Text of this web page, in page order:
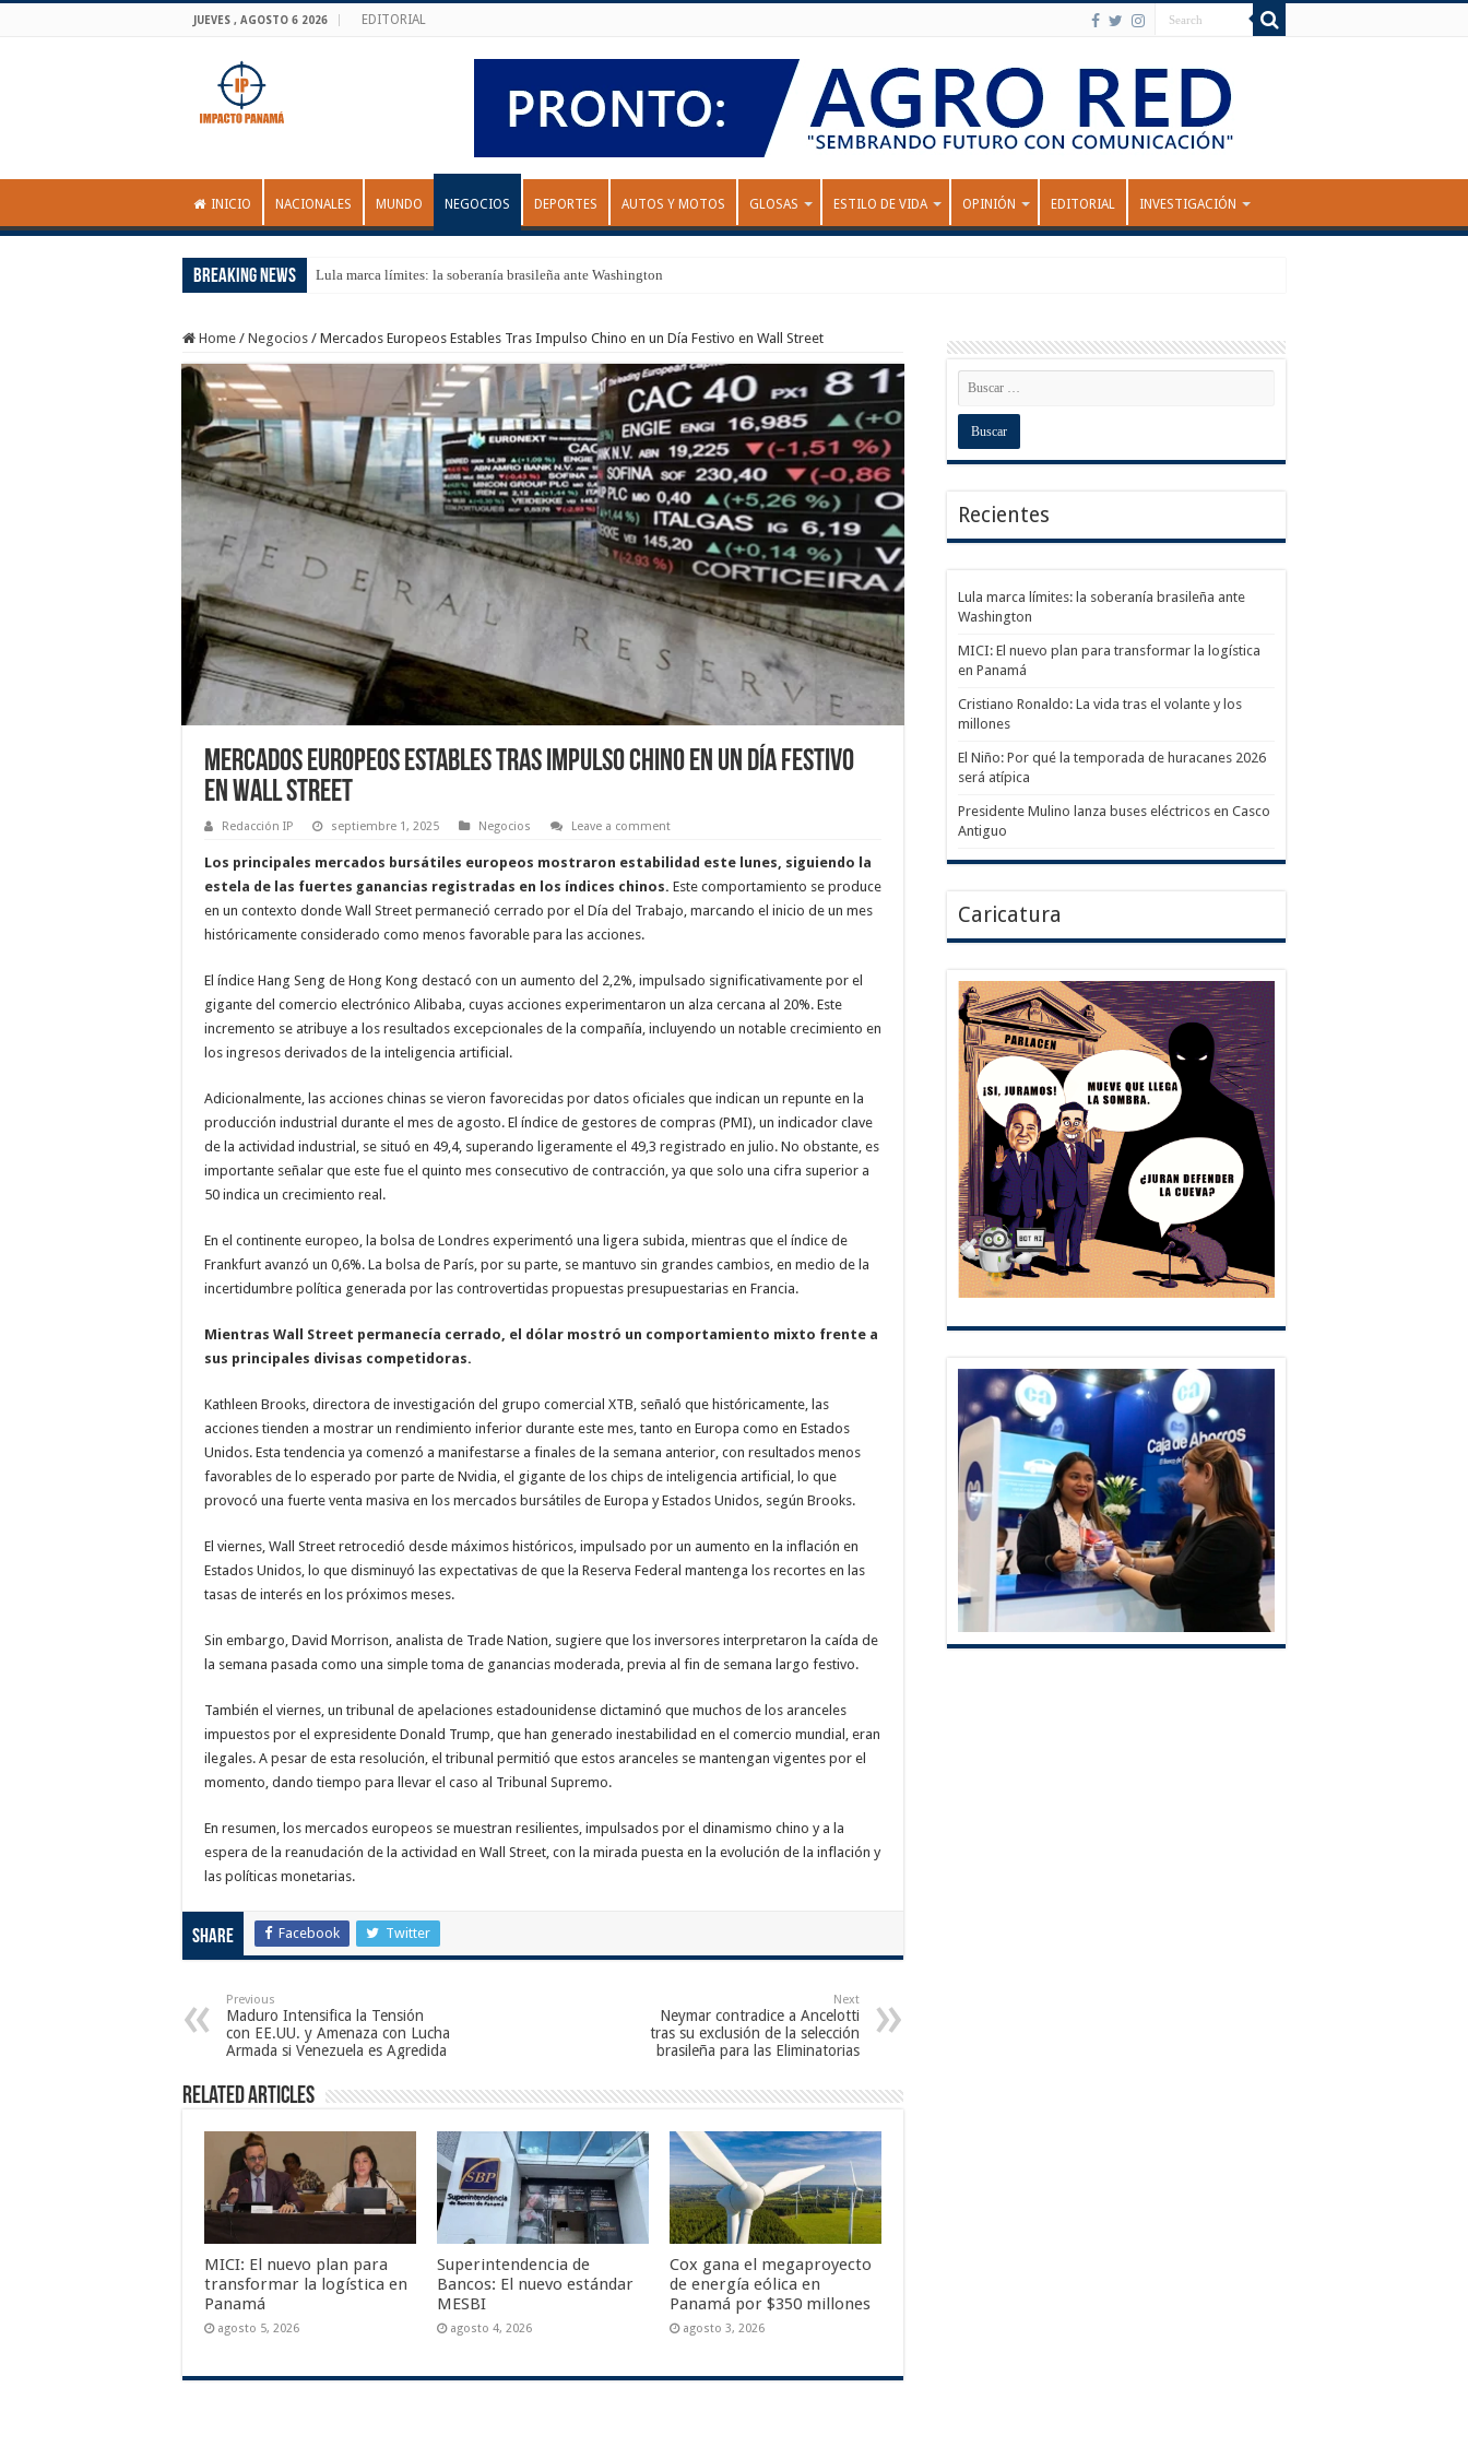
JUEVES , AGOSTO 6 2026 EDITORIAL
INICIO NACIONALES MUNDO NEGOCIOS DEPORTES AUTOS Y MOTOS GLOSAS ESTILO DE VIDA OPINIÓN EDITORIAL INVESTIGACIÓN
Breaking News Lula marca límites: la soberanía brasileña ante Washington
Home / Negocios / Mercados Europeos Estables Tras Impulso Chino en un Día Festivo en Wall Street
Mercados Europeos Estables Tras Impulso Chino en un Día Festivo
en Wall Street
Redacción IP septiembre 1, 2025 Negocios Leave a comment
Los principales mercados bursátiles europeos mostraron estabilidad este lunes, siguiendo la
estela de las fuertes ganancias registradas en los índices chinos. Este comportamiento se produce
en un contexto donde Wall Street permaneció cerrado por el Día del Trabajo, marcando el inicio de un mes
históricamente considerado como menos favorable para las acciones.
El índice Hang Seng de Hong Kong destacó con un aumento del 2,2%, impulsado significativamente por el
gigante del comercio electrónico Alibaba, cuyas acciones experimentaron un alza cercana al 20%. Este
incremento se atribuye a los resultados excepcionales de la compañía, incluyendo un notable crecimiento en
los ingresos derivados de la inteligencia artificial.
Adicionalmente, las acciones chinas se vieron favorecidas por datos oficiales que indican un repunte en la
producción industrial durante el mes de agosto. El índice de gestores de compras (PMI), un indicador clave
de la actividad industrial, se situó en 49,4, superando ligeramente el 49,3 registrado en julio. No obstante, es
importante señalar que este fue el quinto mes consecutivo de contracción, ya que solo una cifra superior a
50 indica un crecimiento real.
En el continente europeo, la bolsa de Londres experimentó una ligera subida, mientras que el índice de
Frankfurt avanzó un 0,6%. La bolsa de París, por su parte, se mantuvo sin grandes cambios, en medio de la
incertidumbre política generada por las controvertidas propuestas presupuestarias en Francia.
Mientras Wall Street permanecía cerrado, el dólar mostró un comportamiento mixto frente a
sus principales divisas competidoras.
Kathleen Brooks, directora de investigación del grupo comercial XTB, señaló que históricamente, las
acciones tienden a mostrar un rendimiento inferior durante este mes, tanto en Europa como en Estados
Unidos. Esta tendencia ya comenzó a manifestarse a finales de la semana anterior, con resultados menos
favorables de lo esperado por parte de Nvidia, el gigante de los chips de inteligencia artificial, lo que
provocó una fuerte venta masiva en los mercados bursátiles de Europa y Estados Unidos, según Brooks.
El viernes, Wall Street retrocedió desde máximos históricos, impulsado por un aumento en la inflación en
Estados Unidos, lo que disminuyó las expectativas de que la Reserva Federal mantenga los recortes en las
tasas de interés en los próximos meses.
Sin embargo, David Morrison, analista de Trade Nation, sugiere que los inversores interpretaron la caída de
la semana pasada como una simple toma de ganancias moderada, previa al fin de semana largo festivo.
También el viernes, un tribunal de apelaciones estadounidense dictaminó que muchos de los aranceles
impuestos por el expresidente Donald Trump, que han generado inestabilidad en el comercio mundial, eran
ilegales. A pesar de esta resolución, el tribunal permitió que estos aranceles se mantengan vigentes por el
momento, dando tiempo para llevar el caso al Tribunal Supremo.
En resumen, los mercados europeos se muestran resilientes, impulsados por el dinamismo chino y a la
espera de la reanudación de la actividad en Wall Street, con la mirada puesta en la evolución de la inflación y
las políticas monetarias.
Share Facebook Twitter
Previous
Maduro Intensifica la Tensión
con EE.UU. y Amenaza con Lucha
Armada si Venezuela es Agredida
Next
Neymar contradice a Ancelotti
tras su exclusión de la selección
brasileña para las Eliminatorias
Related Articles
MICI: El nuevo plan para
transformar la logística en
Panamá
agosto 5, 2026
Superintendencia de
Bancos: El nuevo estándar
MESBI
agosto 4, 2026
Cox gana el megaproyecto
de energía eólica en
Panamá por $350 millones
agosto 3, 2026
Recientes
Lula marca límites: la soberanía brasileña ante
Washington
MICI: El nuevo plan para transformar la logística
en Panamá
Cristiano Ronaldo: La vida tras el volante y los
millones
El Niño: Por qué la temporada de huracanes 2026
será atípica
Presidente Mulino lanza buses eléctricos en Casco
Antiguo
Caricatura